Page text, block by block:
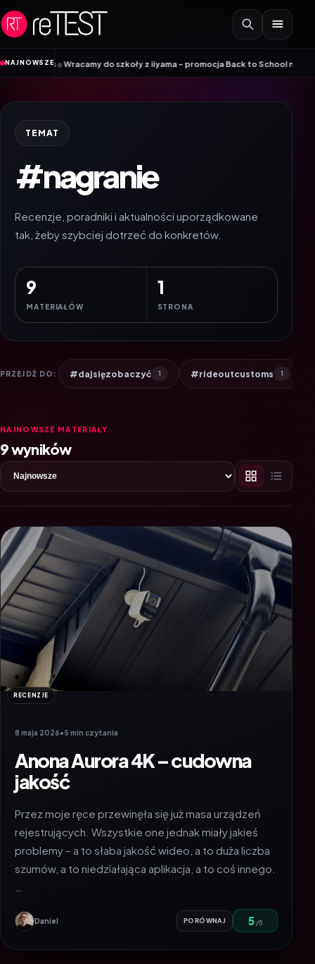
Przejdź do treści
NAJNOWSZE
do szkoły z iiyama – promocja Back to School na wybrane monitory
TEMAT
#nagranie
Recenzje, poradniki i aktualności uporządkowane
tak, żeby szybciej dotrzeć do konkretów.
9
MATERIAŁÓW
1
STRONA
PRZEJDŹ DO: #dajsięzobaczyć 1 #rideoutcustoms 1
NAJNOWSZE MATERIAŁY
9 wyników
RECENZJE
8 maja 2026•5 min czytania
Anona Aurora 4K – cudowna
jakość
Przez moje ręce przewinęła się już masa urządzeń
rejestrujących. Wszystkie one jednak miały jakieś
problemy – a to słaba jakość wideo, a to duża liczba
szumów, a to niedziałająca aplikacja, a to coś innego.
Daniel PORÓWNAJ 5 /5